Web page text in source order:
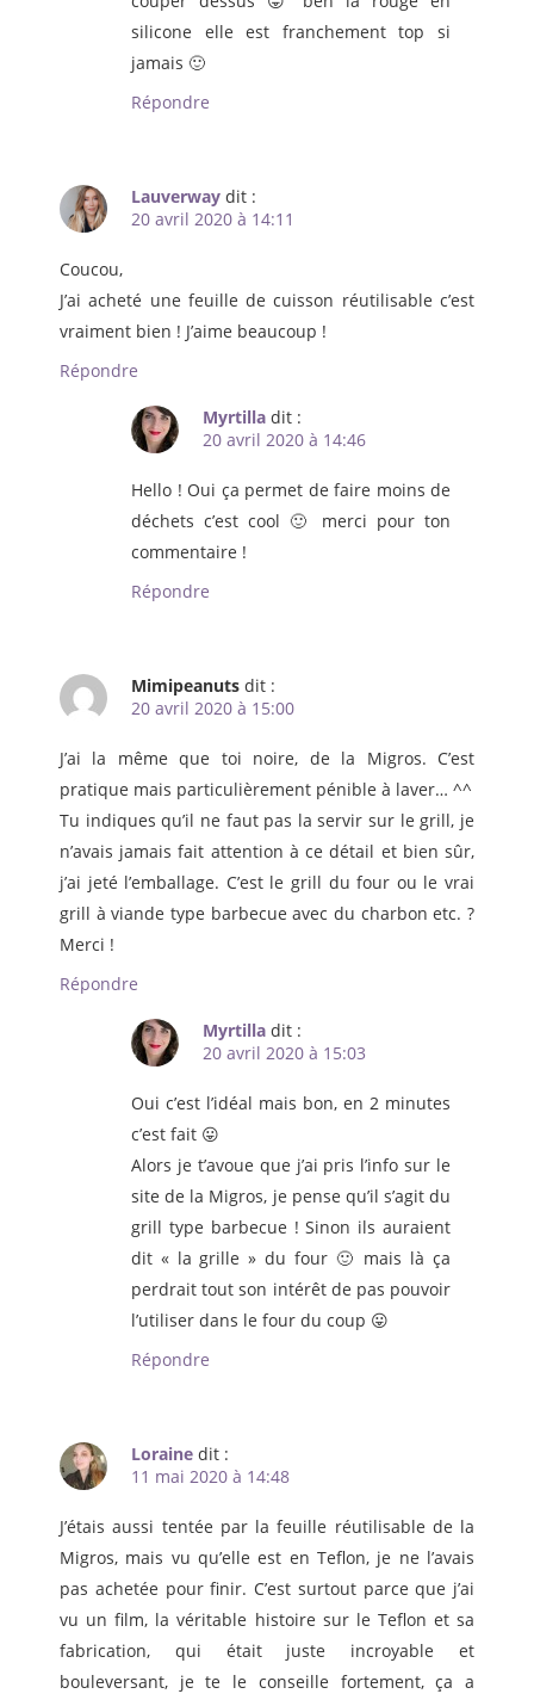
silicone elle est franchement top si
jamais 🙂
Répondre
Lauverway dit :
20 avril 2020 à 14:11
Coucou,
J’ai acheté une feuille de cuisson réutilisable c’est
vraiment bien ! J’aime beaucoup !
Répondre
Myrtilla dit :
20 avril 2020 à 14:46
Hello ! Oui ça permet de faire moins de
déchets c’est cool 🙂 merci pour ton
commentaire !
Répondre
Mimipeanuts dit :
20 avril 2020 à 15:00
J’ai la même que toi noire, de la Migros. C’est
pratique mais particulièrement pénible à laver… ^^
Tu indiques qu’il ne faut pas la servir sur le grill, je
n’avais jamais fait attention à ce détail et bien sûr,
j’ai jeté l’emballage. C’est le grill du four ou le vrai
grill à viande type barbecue avec du charbon etc. ?
Merci !
Répondre
Myrtilla dit :
20 avril 2020 à 15:03
Oui c’est l’idéal mais bon, en 2 minutes
c’est fait 😛
Alors je t’avoue que j’ai pris l’info sur le
site de la Migros, je pense qu’il s’agit du
grill type barbecue ! Sinon ils auraient
dit « la grille » du four 🙂 mais là ça
perdrait tout son intérêt de pas pouvoir
l’utiliser dans le four du coup 😛
Répondre
Loraine dit :
11 mai 2020 à 14:48
J’étais aussi tentée par la feuille réutilisable de la
Migros, mais vu qu’elle est en Teflon, je ne l’avais
pas achetée pour finir. C’est surtout parce que j’ai
vu un film, la véritable histoire sur le Teflon et sa
fabrication, qui était juste incroyable et
bouleversant, je te le conseille fortement, ça a